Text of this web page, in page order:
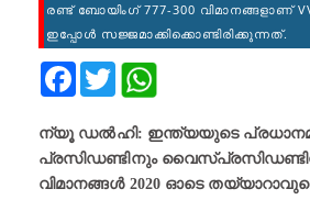
രണ്ട് ബോയിംഗ് 777-300 വിമാനങ്ങളാണ്
ഇപ്പോള്‍ സജ്ജമാക്കിക്കൊണ്ടിരിക്കുന്നത്.
FacebookTwitter
ന്യൂ ഡല്‍ഹി: ഇന്ത്യയുടെ
പ്രസിഡണ്ടിനും
വിമാനങ്ങള്‍ 2020 ഓടെ